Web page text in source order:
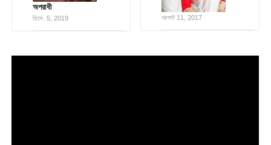
অপরাধী
ডিসে. 5, 2019 আগস্ট 11, 2017